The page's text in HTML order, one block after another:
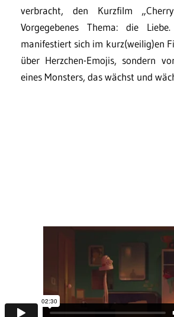
verbracht, den Kurzfilm
Vorgegebenes Thema: die
manifestiert sich im kurz(weilig)en
über Herzchen-Emojis, sondern
eines Monsters, das wächst und